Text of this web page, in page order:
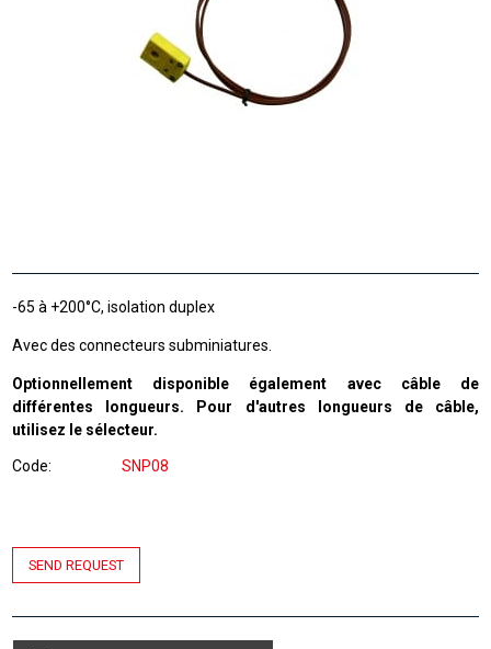
-65 à +200°C, isolation duplex
Avec des connecteurs subminiatures.
Optionnellement disponible également avec câble de
différentes longueurs. Pour d'autres longueurs de câble,
utilisez le sélecteur.
Code SNP08
SEND REQUEST